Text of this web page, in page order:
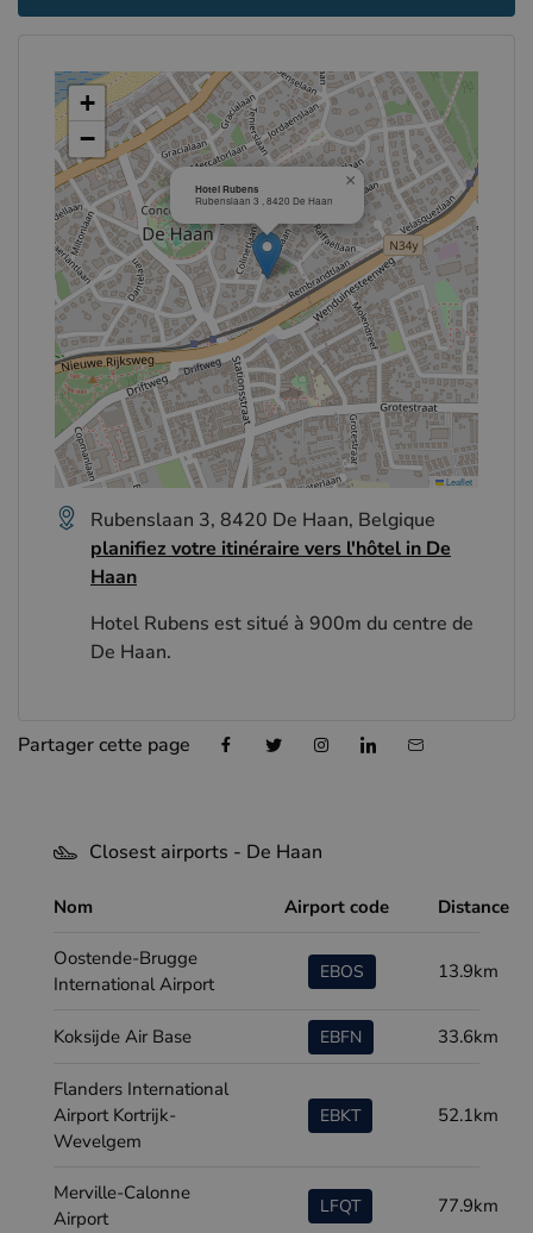
Hotel Rubens
Rubenslaan 3 , 8420 De Haan
×
+
−
Leaflet
Rubenslaan 3, 8420 De Haan, Belgique
planifiez votre itinéraire vers l'hôtel in De
Haan
Hotel Rubens est situé à 900m du centre de
De Haan.
Partager cette page
Closest airports - De Haan
Nom Airport code Distance
Oostende-Brugge
International Airport
EBOS 13.9km
Koksijde Air Base EBFN 33.6km
Flanders International
Airport Kortrijk-
Wevelgem
EBKT 52.1km
Merville-Calonne
Airport
LFQT 77.9km